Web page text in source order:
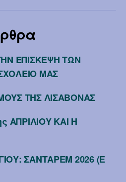
ΕΠΙΣΚΕΨΗ ΤΩΝ
ΜΑΣ
ΤΗΣ ΛΙΣΑΒΟΝΑΣ
ΑΠΡΙΛΙΟΥ ΚΑΙ Η
ΣΑΝΤΑΡΕΜ 2026 (Ε